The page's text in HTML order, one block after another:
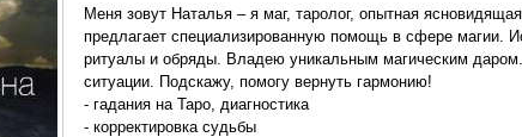
Меня зовут Наталья – я маг, таролог, опытная
предлагает специализированную помощь в сфере магии.
ритуалы и обряды. Владею уникальным магическим
ситуации. Подскажу, помогу вернуть гармонию!
- гадания на Таро, диагностика
- корректировка судьбы